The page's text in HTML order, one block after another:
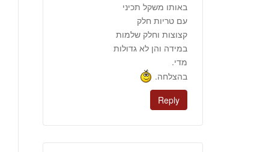
באותו משקל תכיני
עם טריות חלק
קצוצות וחלק שלמות
במידה והן לא גדולות
מדי.
בהצלחה.
Reply